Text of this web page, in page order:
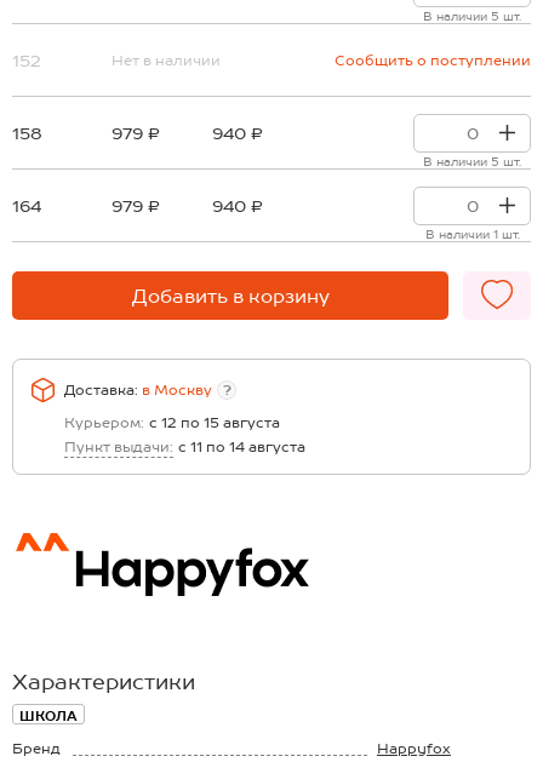
В наличии 5 шт.
152 Нет в наличии Сообщить о поступлении
158 979 ₽ 940 ₽
В наличии 5 шт.
164 979 ₽ 940 ₽
В наличии 1 шт.
Добавить в корзину
Доставка: в Москву
?
Курьером: с 12 по 15 августа
Пункт выдачи: с 11 по 14 августа
Характеристики
ШКОЛА
Бренд
Happyfox